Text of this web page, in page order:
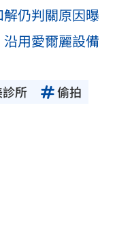
仍判關原因曝
用愛爾麗設備
所
偷拍